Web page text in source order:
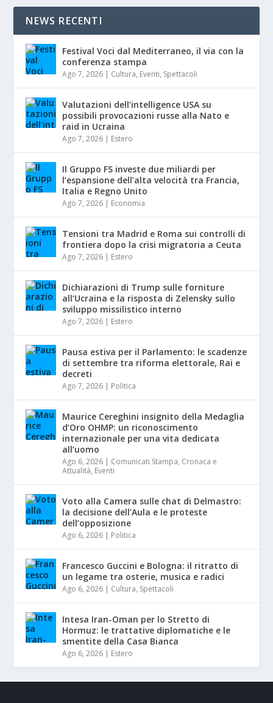
NEWS RECENTI
Festival Voci dal Mediterraneo, il via con la
conferenza stampa
Ago 7, 2026 | Cultura, Eventi, Spettacoli
Valutazioni dell’intelligence USA su
possibili provocazioni russe alla Nato e
raid in Ucraina
Ago 7, 2026 | Estero
Il Gruppo FS investe due miliardi per
l’espansione dell’alta velocità tra Francia,
Italia e Regno Unito
Ago 7, 2026 | Economia
Tensioni tra Madrid e Roma sui controlli di
frontiera dopo la crisi migratoria a Ceuta
Ago 7, 2026 | Estero
Dichiarazioni di Trump sulle forniture
all’Ucraina e la risposta di Zelensky sullo
sviluppo missilistico interno
Ago 7, 2026 | Estero
Pausa estiva per il Parlamento: le scadenze
di settembre tra riforma elettorale, Rai e
decreti
Ago 7, 2026 | Politica
Maurice Cereghini insignito della Medaglia
d’Oro OHMP: un riconoscimento
internazionale per una vita dedicata
all’uomo
Ago 6, 2026 | Comunicati Stampa, Cronaca e
Attualità, Eventi
Voto alla Camera sulle chat di Delmastro:
la decisione dell’Aula e le proteste
dell’opposizione
Ago 6, 2026 | Politica
Francesco Guccini e Bologna: il ritratto di
un legame tra osterie, musica e radici
Ago 6, 2026 | Cultura, Spettacoli
Intesa Iran-Oman per lo Stretto di
Hormuz: le trattative diplomatiche e le
smentite della Casa Bianca
Ago 6, 2026 | Estero